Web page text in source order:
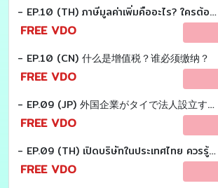
- EP.10 (TH) ภาษีมูลค่าเพิ่มคืออะไร? ใครต้องเสีย?
FREE VDO
- EP.10 (CN) 什么是增值税？谁必须缴纳？
FREE VDO
- EP.09 (JP) 外国企業がタイで法人設立する際に 必ず理解すべき税制とは？
FREE VDO
- EP.09 (TH) เปิดบริษัทในประเทศไทย ควรรู้จักภาษีอะไรบ้าง?
FREE VDO